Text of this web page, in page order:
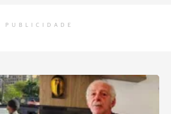
PUBLICIDADE